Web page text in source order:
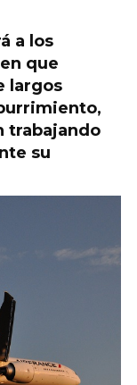
a los
que
largos
trabajando
su